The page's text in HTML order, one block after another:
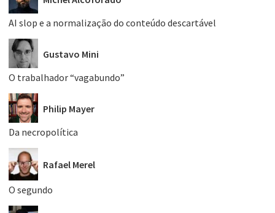
AI slop e a normalização do conteúdo descartável
Gustavo Mini
O trabalhador “vagabundo”
Philip Mayer
Da necropolítica
Rafael Merel
O segundo